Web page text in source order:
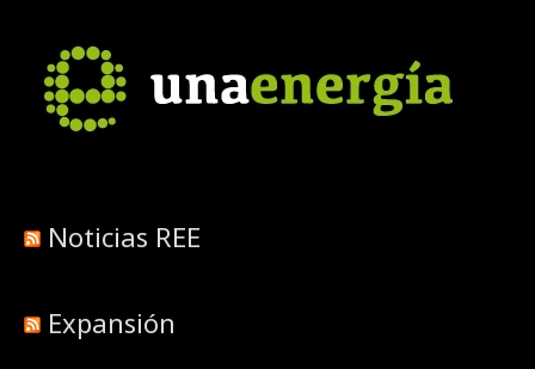
Noticias REE
Expansión